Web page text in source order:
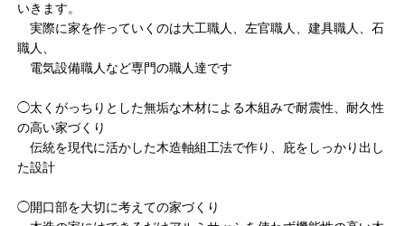
いきます。
実際に家を作っていくのは大工職人、左官職人、建具職人、石
職人、
電気設備職人など専門の職人達です
◯太くがっちりとした無垢な木材による木組みで耐震性、耐久性
の高い家づくり
伝統を現代に活かした木造軸組工法で作り、庇をしっかり出し
た設計
◯開口部を大切に考えての家づくり